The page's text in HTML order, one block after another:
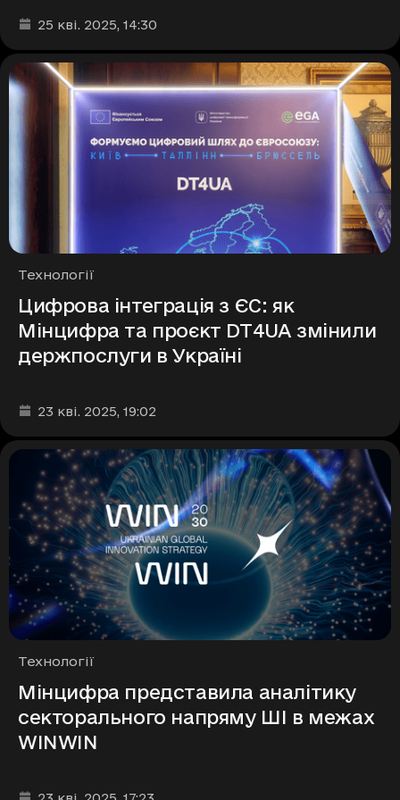
Дата та час публікації
25 кві. 2025, 14:30
Рубрики
Технології
Цифрова інтеграція з ЄС: як
Мінцифра та проєкт DT4UA змінили
держпослуги в Україні
Дата та час публікації
23 кві. 2025, 19:02
Рубрики
Технології
Мінцифра представила аналітику
секторального напряму ШІ в межах
WINWIN
Дата та час публікації